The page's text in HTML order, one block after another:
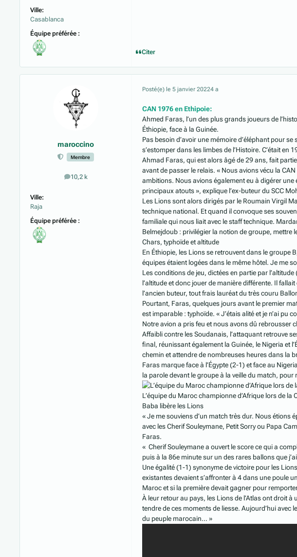
Ville:
Casablanca
Équipe préférée :
Citer
maroccino
Membre
10,2 k
messages
Ville:
Raja
Équipe préférée :
Posté(e) le 5 janvier 20224 a
CAN 1976 en Ethipoie:
Ahmed Faras, l’un des plus grands joueurs de
Éthiopie, face à la Guinée.
Pas besoin d’avoir une mémoire d’éléphant pour
s’estomper dans les limbes de l’Histoire. C’était
Ahmad Faras, qui est alors âgé de 29 ans, fait
avant de passer le relais. « Nous avions vécu la
ambitions. Nous avions également eu à digérer
principaux atouts », explique l’ex-buteur du SCC
Les Lions sont alors dirigés par le Roumain Virgil
technique national. Et quand il convoque ses
familiale qui nous liait avec le staff technique.
Belmejdoub : privilégier la notion de groupe,
Chars, typhoïde et altitude
En Éthiopie, les Lions se retrouvent dans le groupe
équipes étaient logées dans le même hôtel. Je me
Les conditions de jeu, dictées en partie par
l’altitude et donc jouer de manière différente. Il
l’ancien buteur, tout frais lauréat du très couru
Pourtant, Faras, quelques jours avant le premier
est imparable : typhoïde. « J’étais alité et je n’ai pu
Notre avion a pris feu et nous avons dû rebrousser
Affaibli contre les Soudanais, l’attaquant retrouve
final, réunissant également la Guinée, le Nigeria et
chemin et attendre de nombreuses heures dans la
Faras marque face à l’Égypte (2-1) et face au
la parole devant le groupe à la veille du match,
L’équipe du Maroc championne d’Afrique lors de la
Baba libère les Lions
« Je me souviens d’un match très dur. Nous étions
avec les Cherif Souleymane, Petit Sorry ou Papa
Faras.
« Cherif Souleymane a ouvert le score ce qui a
puis à la 86e minute sur un des rares ballons que
Une égalité (1-1) synonyme de victoire pour les
existantes devaient s’affronter à 4 dans une poule
Maroc et si la première devait gagner pour
À leur retour au pays, les Lions de l’Atlas ont droit
tendre de ces moments de liesse. Aujourd’hui avec
du peuple marocain… »